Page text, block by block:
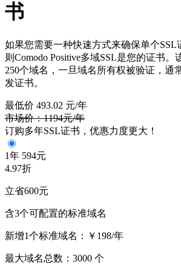
书
如果您需要一种快速方式来确保单个SSL
则Comodo Positive多域SSL是您的证书
250个域名，一旦域名所有权被验证，通
发证书。
最低价 493.02 元/年
市场价：1194元/年
订购多年SSL证书，优惠力度更大！
1年 594元
4.97折
立省600元
含3个可配置的标准域名
新增1个标准域名： ￥198/年
最大域名总数： 3000 个